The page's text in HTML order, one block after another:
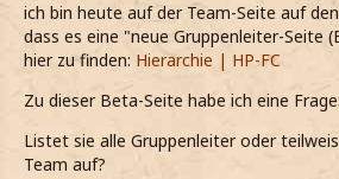
ich bin heute auf der Team-Seite auf
dass es eine "neue Gruppenleiter-Seite
hier zu finden: Hierarchie | HP-FC
Zu dieser Beta-Seite habe ich eine Frage:
Listet sie alle Gruppenleiter oder
Team auf?